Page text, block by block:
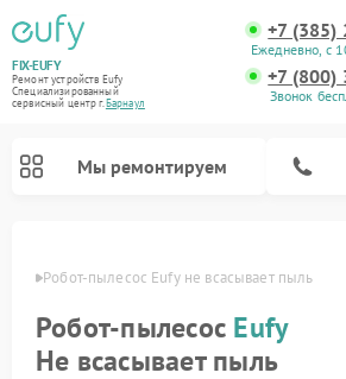
FIX-EUFY
Ремонт устройств Eufy
Специализированный
cервисный центр г.Барнаул
+7 (385)
Ежедневно, с
+7 (800)
Звонок
Мы ремонтируем
Робот-пылесос Eufy не всасывает пыль
Робот-пылесос Eufy
Не всасывает пыль